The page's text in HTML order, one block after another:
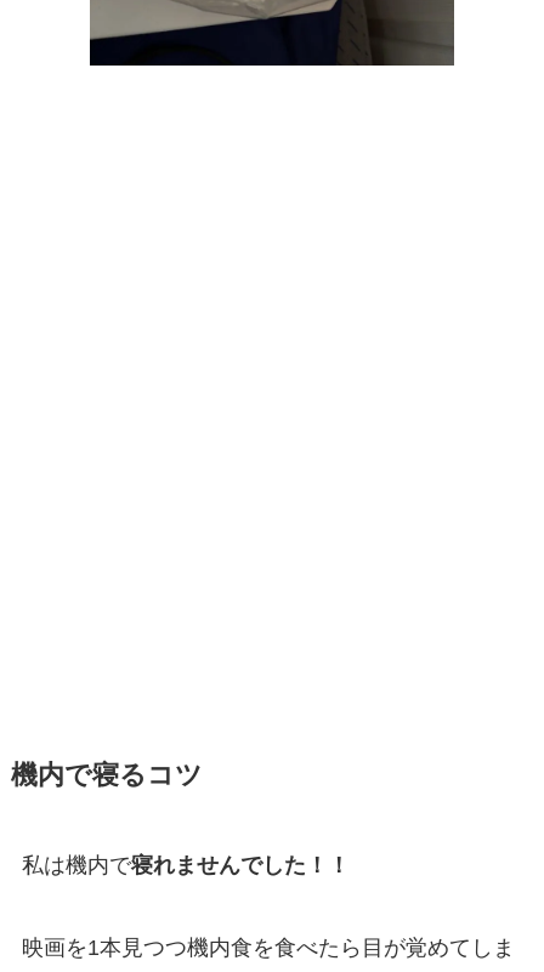
機内で寝るコツ
私は機内で寝れませんでした！！
映画を1本見つつ機内食を食べたら目が覚めてしま